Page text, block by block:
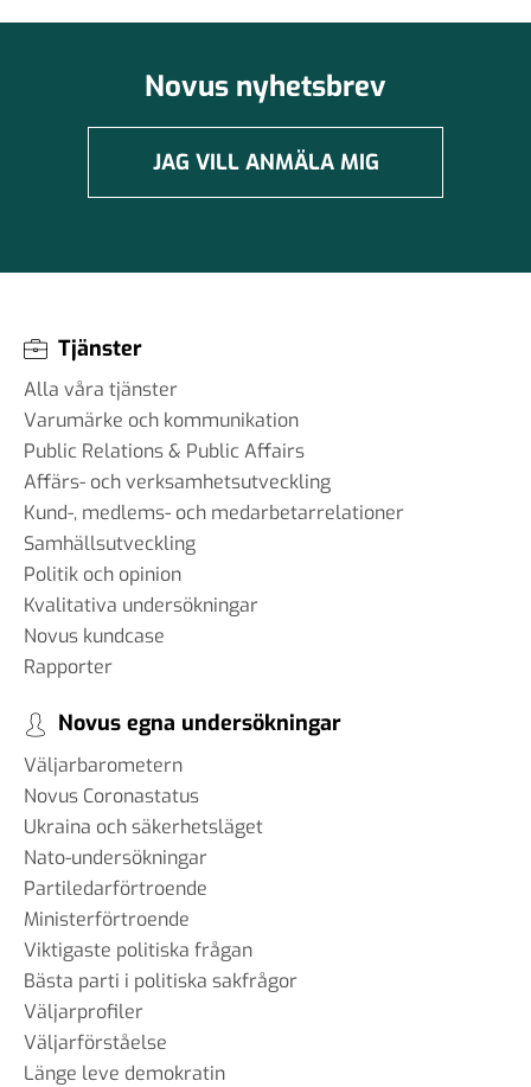
Novus nyhetsbrev
JAG VILL ANMÄLA MIG
Tjänster
Alla våra tjänster
Varumärke och kommunikation
Public Relations & Public Affairs
Affärs- och verksamhetsutveckling
Kund-, medlems- och medarbetarrelationer
Samhällsutveckling
Politik och opinion
Kvalitativa undersökningar
Novus kundcase
Rapporter
Novus egna undersökningar
Väljarbarometern
Novus Coronastatus
Ukraina och säkerhetsläget
Nato-undersökningar
Partiledarförtroende
Ministerförtroende
Viktigaste politiska frågan
Bästa parti i politiska sakfrågor
Väljarprofiler
Väljarförståelse
Länge leve demokratin